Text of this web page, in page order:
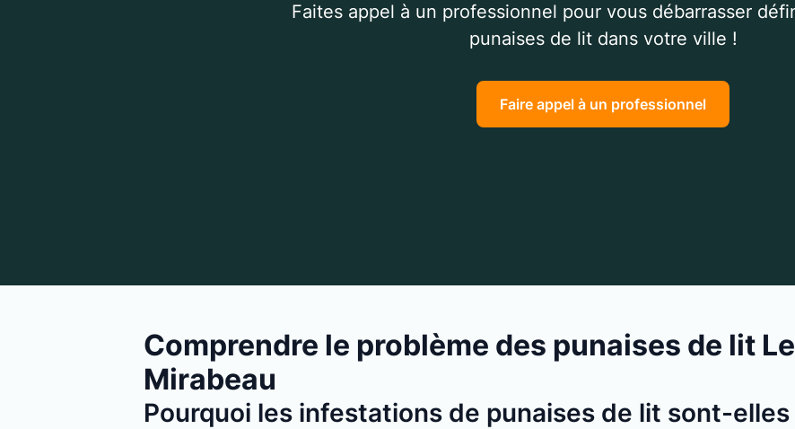
Faites appel à un professionnel pour vous débarrasser
punaises de lit dans votre ville !
Faire appel à un professionnel
Comprendre le problème des punaises de lit
Mirabeau
Pourquoi les infestations de punaises de lit sont-